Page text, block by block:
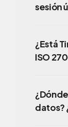
sesión
¿Está
ISO
datos?